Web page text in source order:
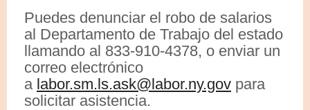
Puedes denunciar el robo de salarios
al Departamento de Trabajo del estado
llamando al 833-910-4378, o enviar un
correo electrónico
a labor.sm.ls.ask@labor.ny.gov para
solicitar asistencia.